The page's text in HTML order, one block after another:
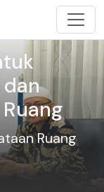
dan
Ruang